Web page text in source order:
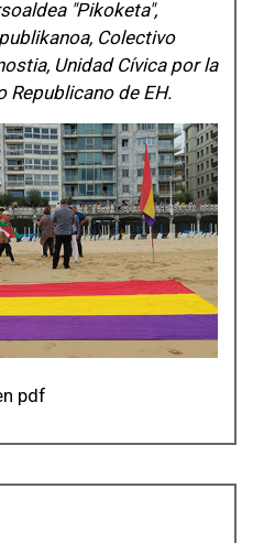
"Pikoketa",
Colectivo
Unidad Cívica por la
Republicano de EH.
pdf